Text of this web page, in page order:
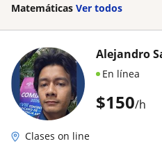
Matemáticas Ver todos
$150/h
Alejandro
En línea
Clases on line